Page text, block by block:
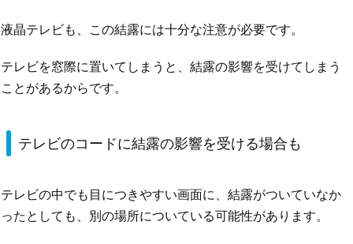
液晶テレビも、この結露には十分な注意が必要です。
テレビを窓際に置いてしまうと、結露の影響を受けてしまう
ことがあるからです。
テレビのコードに結露の影響を受ける場合も
テレビの中でも目につきやすい画面に、結露がついていなか
ったとしても、別の場所についている可能性があります。